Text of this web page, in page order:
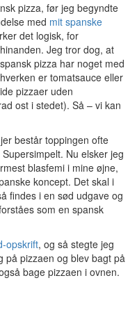
pizza, før jeg begyndte
med mit spanske
det logisk, for
Jeg tror dog, at
pizza har noget med
er tomatsauce eller
pizzaer uden
ost i stedet). Så – vi kan
består toppingen ofte
Nu elsker jeg
blasfemi i mine øjne,
koncept. Det skal i
findes i en sød udgave og
som en spansk
opskrift, og så stegte jeg
på pizzaen og blev bagt på
bage pizzaen i ovnen.